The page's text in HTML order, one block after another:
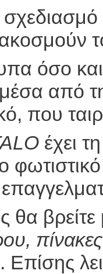
όσο
από
που
έχει
θα βρείτε
. Επίσης